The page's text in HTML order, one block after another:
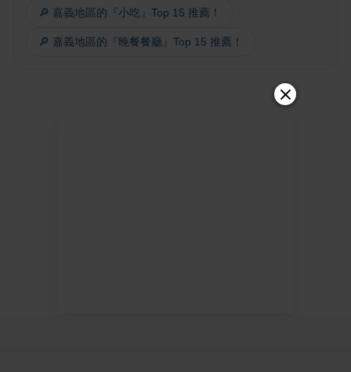
🔎 嘉義地區的『小吃』Top 15 推薦！
🔎 嘉義地區的『晚餐餐廳』Top 15 推薦！